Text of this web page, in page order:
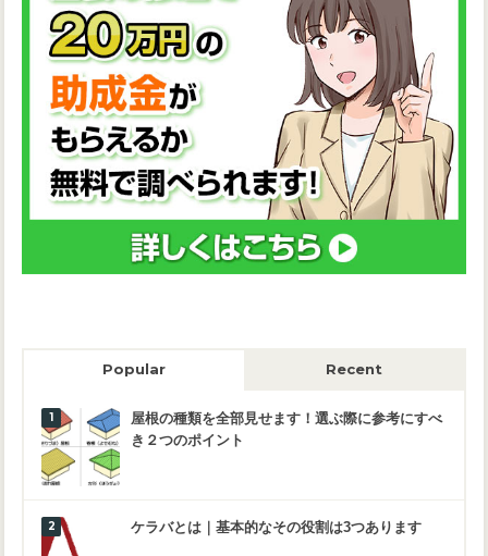
Popular Recent
屋根の種類を全部見せます！選ぶ際に参考にすべ
き２つのポイント
ケラバとは｜基本的なその役割は3つあります